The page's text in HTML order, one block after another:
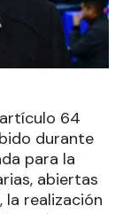
64
durante
para la
abiertas
la realización